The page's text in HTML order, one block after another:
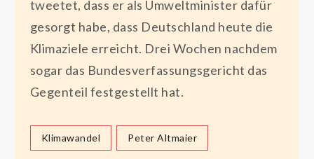
tweetet, dass er als Umweltminister dafür
gesorgt habe, dass Deutschland heute die
Klimaziele erreicht. Drei Wochen nachdem
sogar das Bundesverfassungsgericht das
Gegenteil festgestellt hat.
Klimawandel Peter Altmaier